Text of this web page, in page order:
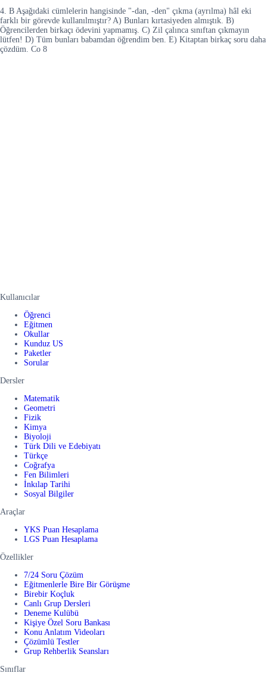
4. B Aşağıdaki cümlelerin hangisinde "-dan, -den" çıkma (ayrılma) hâl eki
farklı bir görevde kullanılmıştır? A) Bunları kırtasiyeden almıştık. B)
Öğrencilerden birkaçı ödevini yapmamış. C) Zil çalınca sınıftan çıkmayın
lütfen! D) Tüm bunları babamdan öğrendim ben. E) Kitaptan birkaç soru daha
çözdüm. Co 8
Kullanıcılar
Öğrenci
Eğitmen
Okullar
Kunduz US
Paketler
Sorular
Dersler
Matematik
Geometri
Fizik
Kimya
Biyoloji
Türk Dili ve Edebiyatı
Türkçe
Coğrafya
Fen Bilimleri
İnkılap Tarihi
Sosyal Bilgiler
Araçlar
YKS Puan Hesaplama
LGS Puan Hesaplama
Özellikler
7/24 Soru Çözüm
Eğitmenlerle Bire Bir Görüşme
Birebir Koçluk
Canlı Grup Dersleri
Deneme Kulübü
Kişiye Özel Soru Bankası
Konu Anlatım Videoları
Çözümlü Testler
Grup Rehberlik Seansları
Sınıflar